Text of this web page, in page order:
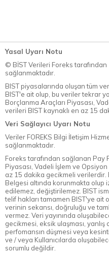
Yasal Uyarı Notu
© BİST Verileri Foreks
sağlanmaktadır.
BIST piyasalarında oluşan tüm
BIST'e ait olup, bu veriler tekrar
Borçlanma Araçları Piyasası,
verileri BIST kaynaklı en az 15
Veri Sağlayıcı Uyarı Notu
Veriler FOREKS Bilgi İletişim
sağlanmaktadır.
Foreks tarafından sağlanan Pay
Piyasası, Vadeli İşlem ve
az 15 dakika gecikmeli verilerdir.
Belgesi altında korunmakta olup
edilemez, değiştirilemez. BIST
telif hakları tamamen BIST'ye ait
verinin sekansı, doğruluğu ve
vermez. Veri yayınında
gecikmesi, eksik ulaşması,
perfomansın düşmesi veya
ve / veya Kullanıcılarda
sorumlu değildir.